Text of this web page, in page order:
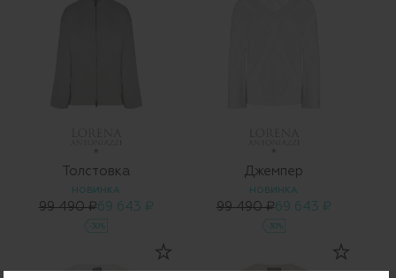
Толстовка
НОВИНКА
99 490 ₽69 643 ₽
-30%
Джемпер
НОВИНКА
99 490 ₽69 643 ₽
-30%